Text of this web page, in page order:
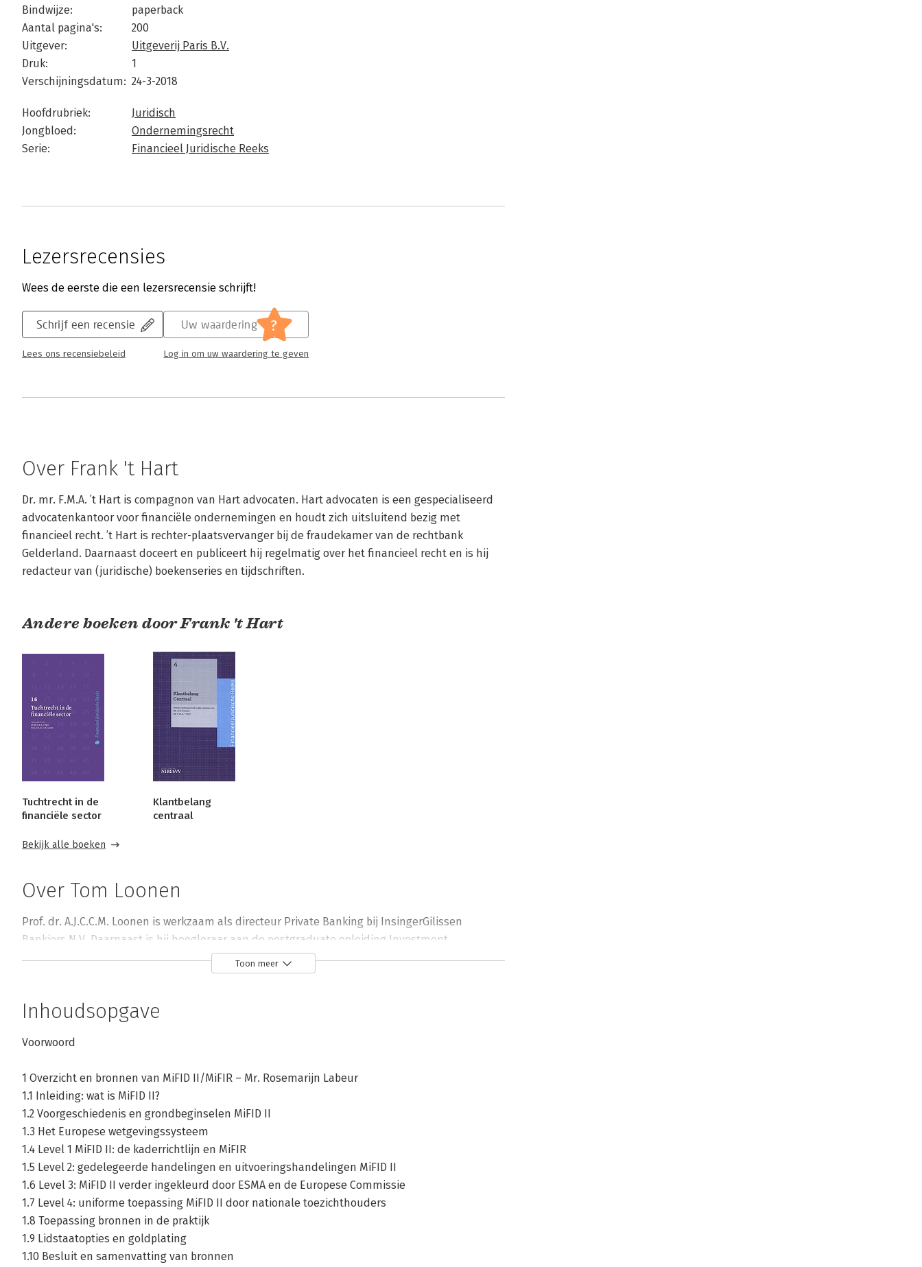
Bindwijze:
paperback
Aantal pagina's:
200
Uitgever:
Uitgeverij Paris B.V.
Druk:
1
Verschijningsdatum: 24-3-2018
Hoofdrubriek:
Juridisch
Jongbloed:
Ondernemingsrecht
Serie:
Financieel Juridische Reeks
Lezersrecensies
Wees de eerste die een lezersrecensie schrijft!
Schrijf een recensie
Lees ons recensiebeleid
Uw waardering ?
Log in om uw waardering te geven
Over Frank 't Hart
Dr. mr. F.M.A. ’t Hart is compagnon van Hart advocaten. Hart advocaten is een gespecialiseerd
advocatenkantoor voor financiële ondernemingen en houdt zich uitsluitend bezig met
financieel recht. ’t Hart is rechter-plaatsvervanger bij de fraudekamer van de rechtbank
Gelderland. Daarnaast doceert en publiceert hij regelmatig over het financieel recht en is hij
redacteur van (juridische) boekenseries en tijdschriften.
Andere boeken door Frank 't Hart
Tuchtrecht in de
financiële sector
Klantbelang
centraal
Bekijk alle boeken
Over Tom Loonen
Prof. dr. A.J.C.C.M. Loonen is werkzaam als directeur Private Banking bij InsingerGilissen
Bankiers N.V. Daarnaast is hij hoogleraar aan de postgraduate opleiding Investment
Management van de School of Business and Economics, Vrije Universiteit Amsterdam. Hier
doceert hij Compliance en wet- en regelgeving voor beleggingsondernemingen. Tevens doceert
Andere boeken door Tom Loonen
Bekijk alle boeken
Toon meer
Inhoudsopgave
Voorwoord
1 Overzicht en bronnen van MiFID II/MiFIR – Mr. Rosemarijn Labeur
1.1 Inleiding: wat is MiFID II?
1.2 Voorgeschiedenis en grondbeginselen MiFID II
1.3 Het Europese wetgevingssysteem
1.4 Level 1 MiFID II: de kaderrichtlijn en MiFIR
1.5 Level 2: gedelegeerde handelingen en uitvoeringshandelingen MiFID II
1.6 Level 3: MiFID II verder ingekleurd door ESMA en de Europese Commissie
1.7 Level 4: uniforme toepassing MiFID II door nationale toezichthouders
1.8 Toepassing bronnen in de praktijk
1.9 Lidstaatopties en goldplating
1.10 Besluit en samenvatting van bronnen